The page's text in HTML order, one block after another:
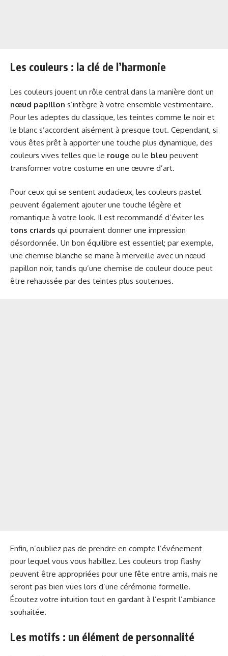
Les couleurs : la clé de l’harmonie
Les couleurs jouent un rôle central dans la manière dont un
nœud papillon s’intègre à votre ensemble vestimentaire.
Pour les adeptes du classique, les teintes comme le noir et
le blanc s’accordent aisément à presque tout. Cependant, si
vous êtes prêt à apporter une touche plus dynamique, des
couleurs vives telles que le rouge ou le bleu peuvent
transformer votre costume en une œuvre d’art.
Pour ceux qui se sentent audacieux, les couleurs pastel
peuvent également ajouter une touche légère et
romantique à votre look. Il est recommandé d’éviter les
tons criards qui pourraient donner une impression
désordonnée. Un bon équilibre est essentiel; par exemple,
une chemise blanche se marie à merveille avec un nœud
papillon noir, tandis qu’une chemise de couleur douce peut
être rehaussée par des teintes plus soutenues.
Enfin, n’oubliez pas de prendre en compte l’événement
pour lequel vous vous habillez. Les couleurs trop flashy
peuvent être appropriées pour une fête entre amis, mais ne
seront pas bien vues lors d’une cérémonie formelle.
Écoutez votre intuition tout en gardant à l’esprit l’ambiance
souhaitée.
Les motifs : un élément de personnalité